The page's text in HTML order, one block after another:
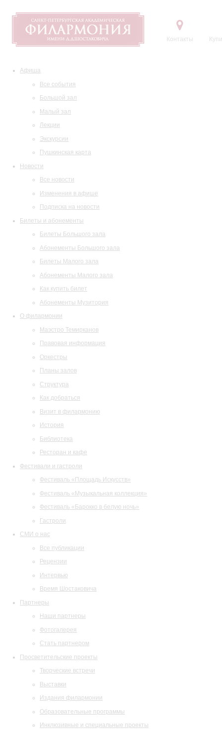
Контакты
Афиша
Все события
Большой зал
Малый зал
Лекции
Экскурсии
Пушкинская карта
Новости
Все новости
Изменения в афише
Подписка на новости
Билеты и абонементы
Билеты Большого зала
Абонементы Большого зала
Билеты Малого зала
Абонементы Малого зала
Как купить билет
Абонементы Музитория
О филармонии
Маэстро Темирканов
Правовая информация
Оркестры
Планы залов
Структура
Как добраться
Визит в филармонию
История
Библиотека
Ресторан и кафе
Фестивали и гастроли
Фестиваль «Площадь Искусств»
Фестиваль «Музыкальная коллекция»
Фестиваль «Барокко в белую ночь»
Гастроли
СМИ о нас
Все публикации
Рецензии
Интервью
Время Шостаковича
Партнеры
Наши партнеры
Фотогалерея
Стать партнером
Просветительские проекты
Творческие встречи
Выставки
Издания филармонии
Образовательные программы
Инклюзивные и специальные проекты